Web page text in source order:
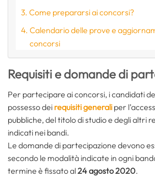
Come prepararsi ai concorsi?
Calendario delle prove e
concorsi
Requisiti e domande di
Per partecipare ai concorsi, i candidati
possesso dei requisiti generali per
pubbliche, del titolo di studio e degli altri
indicati nei bandi.
Le domande di partecipazione devono
secondo le modalità indicate in ogni
termine è fissato al24 agosto 2020.